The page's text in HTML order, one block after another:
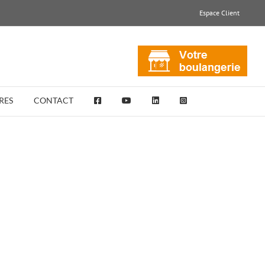
Espace Client
CONTACT